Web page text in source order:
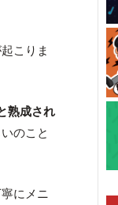
こりま
熟成され
のこと
にメニ